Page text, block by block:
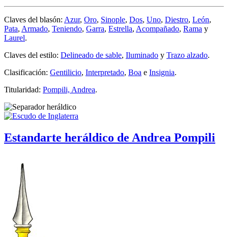
Claves del blasón: Azur, Oro, Sinople, Dos, Uno, Diestro, León,
Pata, Armado, Teniendo, Garra, Estrella, Acompañado, Rama y
Laurel.
Claves del estilo: Delineado de sable, Iluminado y Trazo alzado.
Clasificación: Gentilicio, Interpretado, Boa e Insignia.
Titularidad: Pompili, Andrea.
Estandarte heráldico de Andrea Pompili